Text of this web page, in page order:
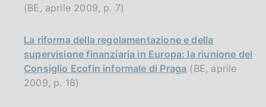
(BE, aprile 2009, p. 7)
La riforma della regolamentazione e della
supervisione finanziaria in Europa: la riunione del
Consiglio Ecofin informale di Praga (BE, aprile
2009, p. 18)